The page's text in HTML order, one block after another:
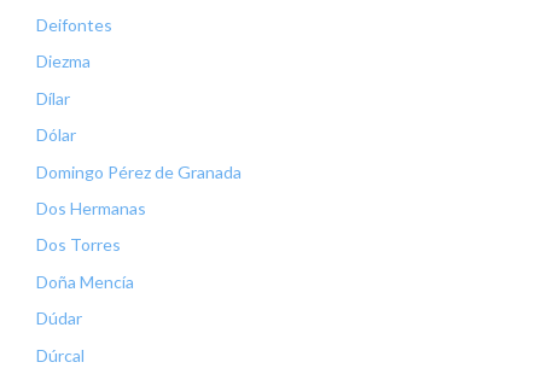
Deifontes
Diezma
Dílar
Dólar
Domingo Pérez de Granada
Dos Hermanas
Dos Torres
Doña Mencía
Dúdar
Dúrcal